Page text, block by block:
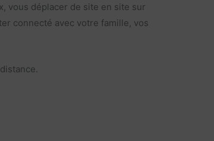
vous déplacer de site en site sur
connecté avec votre famille, vos